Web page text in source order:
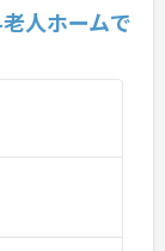
人ホームで